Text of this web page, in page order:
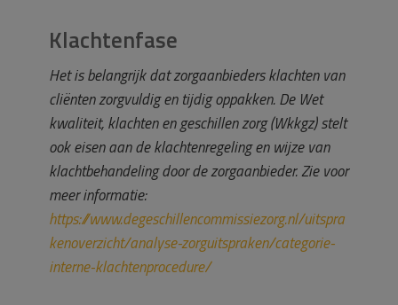
Klachtenfase
Het is belangrijk dat zorgaanbieders klachten van
cliënten zorgvuldig en tijdig oppakken. De Wet
kwaliteit, klachten en geschillen zorg (Wkkgz) stelt
ook eisen aan de klachtenregeling en wijze van
klachtbehandeling door de zorgaanbieder. Zie voor
meer informatie:
https://www.degeschillencommissiezorg.nl/uitspra
kenoverzicht/analyse-zorguitspraken/categorie-
interne-klachtenprocedure/